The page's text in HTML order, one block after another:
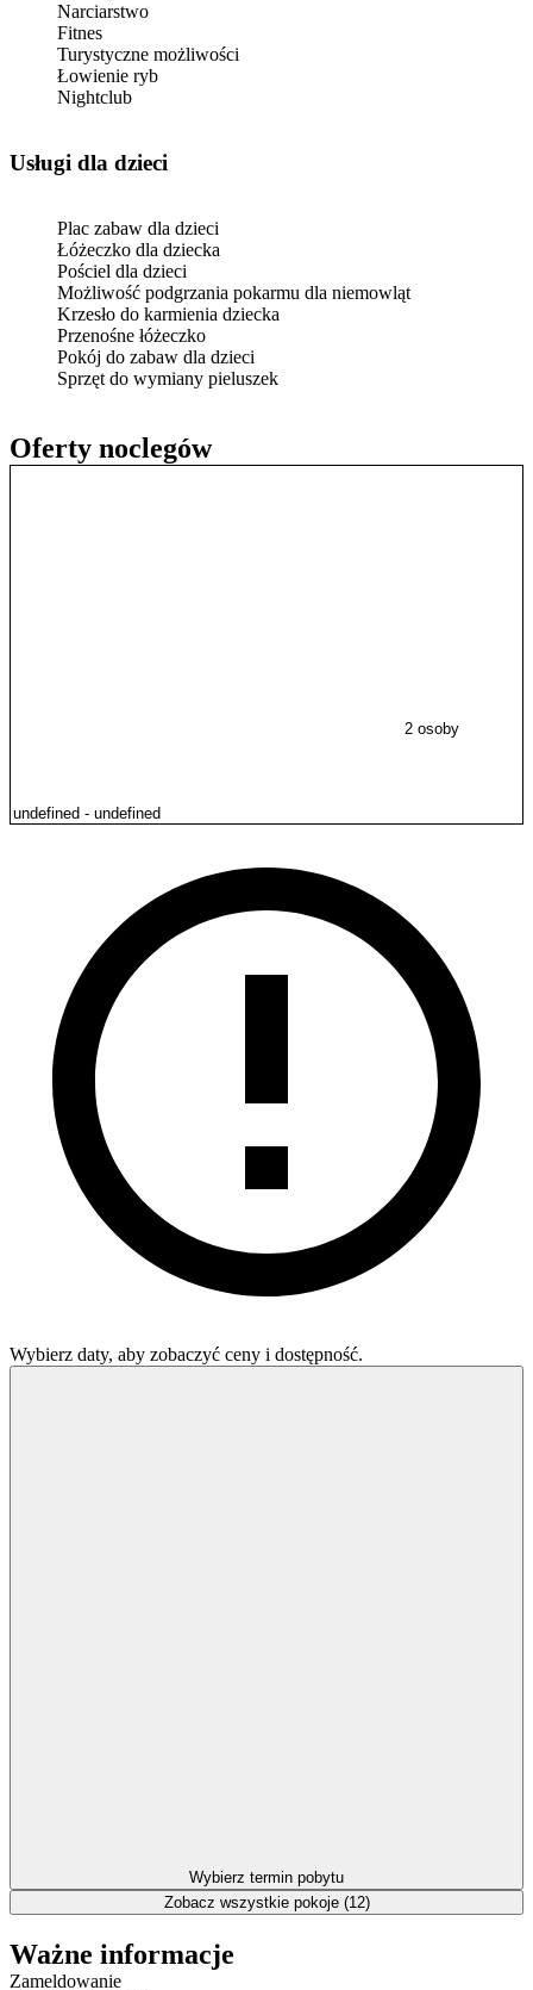
Oferty noclegów
2 osoby
Wybierz daty, aby zobaczyć ceny i dostępność.
Wybierz termin pobytu
Zobacz wszystkie pokoje (12)
Narciarstwo
Fitnes
Turystyczne możliwości
Łowienie ryb
Nightclub
usługi dla dzieci
Plac zabaw dla dzieci
Łóżeczko dla dziecka
Pościel dla dzieci
Możliwość podgrzania pokarmu dla niemowląt
Krzesło do karmienia dziecka
Przenośne łóżeczko
Pokój do zabaw dla dzieci
Sprzęt do wymiany pieluszek
Ważne informacje
Zameldowanie